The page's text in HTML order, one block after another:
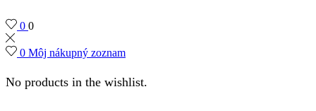
0 0
0 Môj nákupný zoznam
No products in the wishlist.